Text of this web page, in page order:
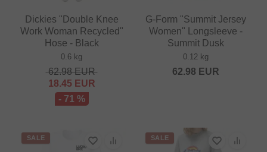
Dickies "Double Knee
Work Woman Recycled"
Hose - Black
0.6 kg
62.98EUR
18.45 EUR
- 71 %
G-Form "Summit Jersey
Women" Longsleeve -
Summit Dusk
0.12 kg
62.98 EUR
SALE SALE